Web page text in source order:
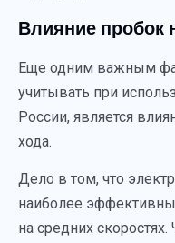
Влияние пробок
Еще одним важным
учитывать при
России, является
хода.
Дело в том, что
наиболее
на средних